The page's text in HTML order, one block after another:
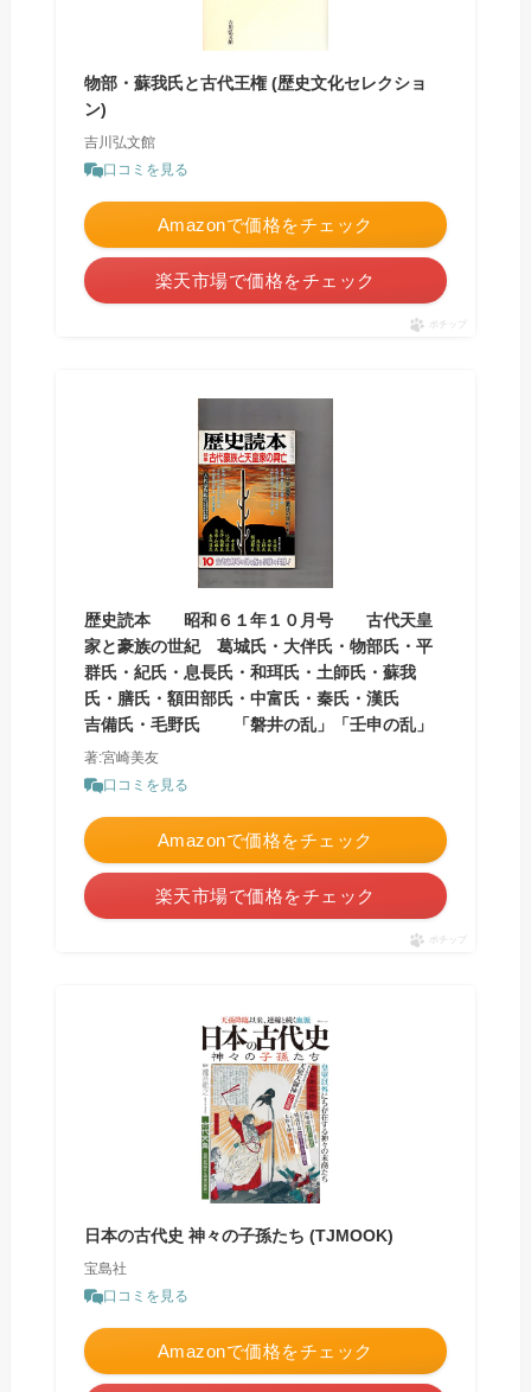
物部・蘇我氏と古代王権 (歴史文化セレクショ
ン)
吉川弘文館
口コミを見る
Amazonで価格をチェック
楽天市場で価格をチェック
ポチップ
歴史読本 昭和６１年１０月号 古代天皇
家と豪族の世紀 葛城氏・大伴氏・物部氏・平
群氏・紀氏・息長氏・和珥氏・土師氏・蘇我
氏・膳氏・額田部氏・中富氏・秦氏・漢氏
吉備氏・毛野氏 「磐井の乱」「壬申の乱」
著:宮崎美友
口コミを見る
Amazonで価格をチェック
楽天市場で価格をチェック
ポチップ
日本の古代史 神々の子孫たち (TJMOOK)
宝島社
口コミを見る
Amazonで価格をチェック